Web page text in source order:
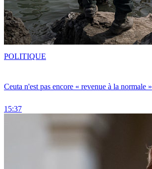
Ceuta n'est pas encore « revenue à la normale »
15:37
POLITIQUE